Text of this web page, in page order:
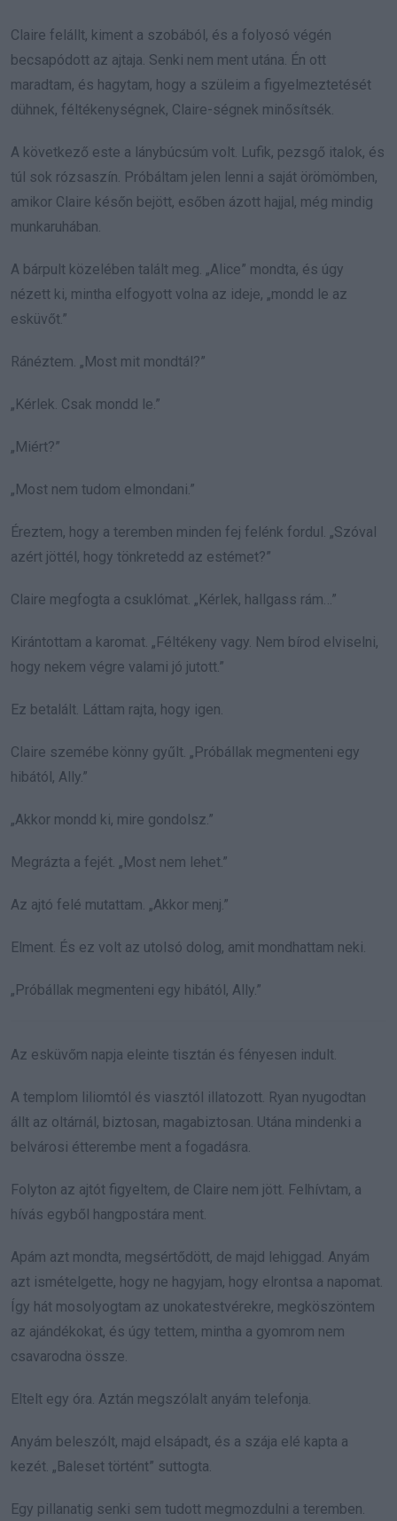
Claire felállt, kiment a szobából, és a folyosó végén
becsapódott az ajtaja. Senki nem ment utána. Én ott
maradtam, és hagytam, hogy a szüleim a figyelmeztetését
dühnek, féltékenységnek, Claire-ségnek minősítsék.
A következő este a lánybúcsúm volt. Lufik, pezsgő italok, és
túl sok rózsaszín. Próbáltam jelen lenni a saját örömömben,
amikor Claire későn bejött, esőben ázott hajjal, még mindig
munkaruhában.
A bárpult közelében talált meg. „Alice” mondta, és úgy
nézett ki, mintha elfogyott volna az ideje, „mondd le az
esküvőt.”
Ránéztem. „Most mit mondtál?”
„Kérlek. Csak mondd le.”
„Miért?”
„Most nem tudom elmondani.”
Éreztem, hogy a teremben minden fej felénk fordul. „Szóval
azért jöttél, hogy tönkretedd az estémet?”
Claire megfogta a csuklómat. „Kérlek, hallgass rám…”
Kirántottam a karomat. „Féltékeny vagy. Nem bírod elviselni,
hogy nekem végre valami jó jutott.”
Ez betalált. Láttam rajta, hogy igen.
Claire szemébe könny gyűlt. „Próbállak megmenteni egy
hibától, Ally.”
„Akkor mondd ki, mire gondolsz.”
Megrázta a fejét. „Most nem lehet.”
Az ajtó felé mutattam. „Akkor menj.”
Elment. És ez volt az utolsó dolog, amit mondhattam neki.
„Próbállak megmenteni egy hibától, Ally.”
Az esküvőm napja eleinte tisztán és fényesen indult.
A templom liliomtól és viasztól illatozott. Ryan nyugodtan
állt az oltárnál, biztosan, magabiztosan. Utána mindenki a
belvárosi étterembe ment a fogadásra.
Folyton az ajtót figyeltem, de Claire nem jött. Felhívtam, a
hívás egyből hangpostára ment.
Apám azt mondta, megsértődött, de majd lehiggad. Anyám
azt ismételgette, hogy ne hagyjam, hogy elrontsa a napomat.
Így hát mosolyogtam az unokatestvérekre, megköszöntem
az ajándékokat, és úgy tettem, mintha a gyomrom nem
csavarodna össze.
Eltelt egy óra. Aztán megszólalt anyám telefonja.
Anyám beleszólt, majd elsápadt, és a szája elé kapta a
kezét. „Baleset történt” suttogta.
Egy pillanatig senki sem tudott megmozdulni a teremben.